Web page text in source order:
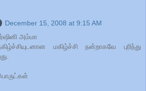
December 15, 2008 at 9:15 AM
அம்மா
மகிழ்ச்சி நன்றாகவே புரிந்து